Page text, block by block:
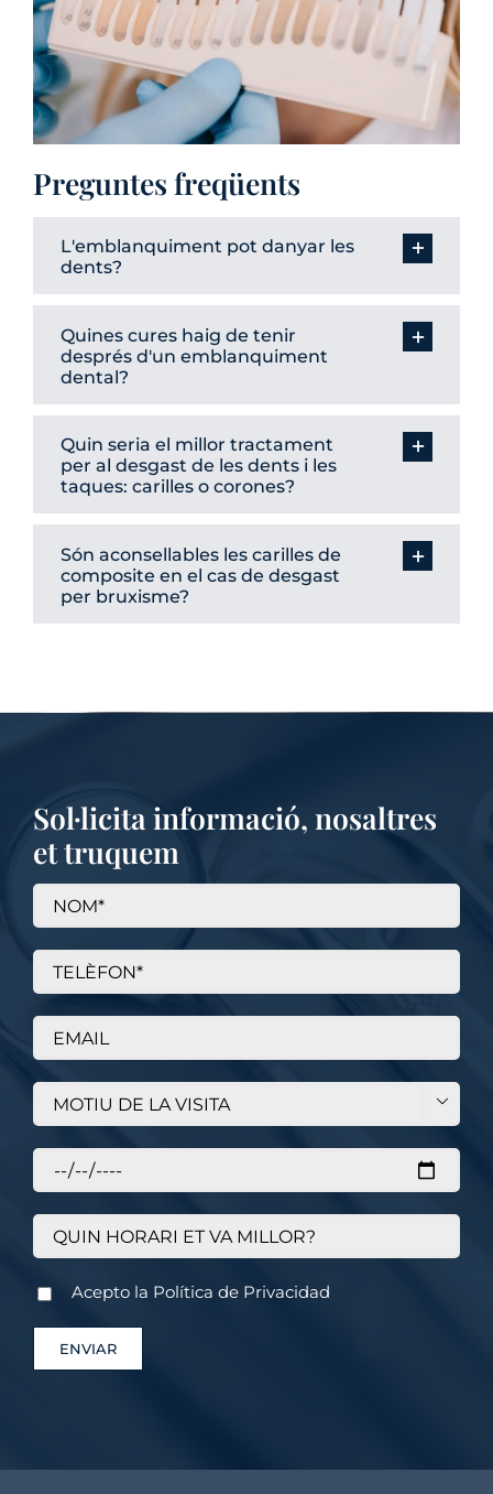
Preguntes freqüents
L'emblanquiment pot danyar les
dents?
Quines cures haig de tenir
després d'un emblanquiment
dental?
Quin seria el millor tractament
per al desgast de les dents i les
taques: carilles o corones?
Són aconsellables les carilles de
composite en el cas de desgast
per bruxisme?
Sol·licita informació, nosaltres
et truquem

Acepto la Política de Privacidad